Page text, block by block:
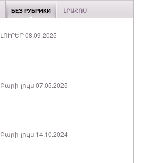
БЕЗ РУБРИКИ ԼՐԱՀՈՍ
ԼՈՒՐԵՐ 08.09.2025
Բարի լույս 07.05.2025
Բարի լույս 14.10.2024